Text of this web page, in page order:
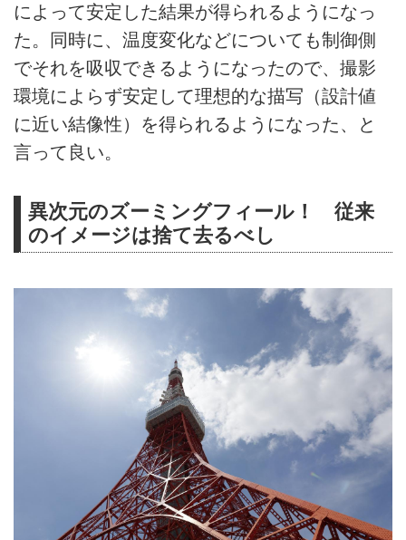
によって安定した結果が得られるようになっ
た。同時に、温度変化などについても制御側
でそれを吸収できるようになったので、撮影
環境によらず安定して理想的な描写（設計値
に近い結像性）を得られるようになった、と
言って良い。
異次元のズーミングフィール！ 従来
のイメージは捨て去るべし